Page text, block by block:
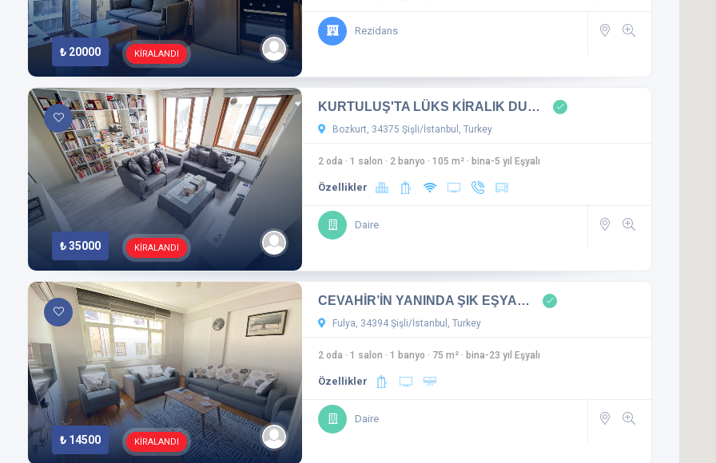
₺ 20000 KİRALANDI
Rezidans
₺ 35000 KİRALANDI
KURTULUŞ'TA LÜKS KİRALIK DU…
Bozkurt, 34375 Şişli/İstanbul, Turkey
2 oda ·1 salon · 2 banyo ·105 m² · bina-5 yıl Eşyalı
Özellikler
Daire
₺ 14500 KİRALANDI
CEVAHİR’İN YANINDA ŞIK EŞYA…
Fulya, 34394 Şişli/İstanbul, Turkey
2 oda ·1 salon ·1 banyo · 75 m² · bina-23 yıl Eşyalı
Özellikler
Daire